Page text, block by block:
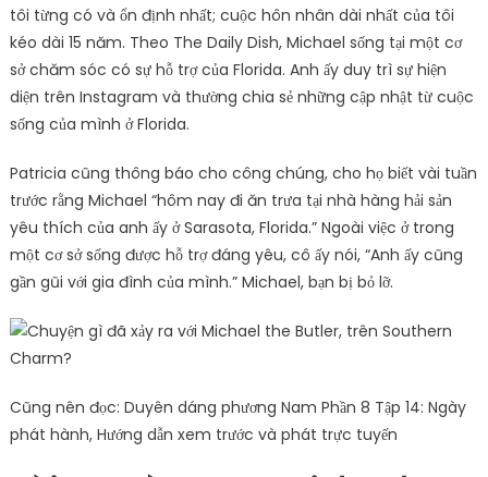
tôi từng có và ổn định nhất; cuộc hôn nhân dài nhất của tôi
kéo dài 15 năm. Theo The Daily Dish, Michael sống tại một cơ
sở chăm sóc có sự hỗ trợ của Florida. Anh ấy duy trì sự hiện
diện trên Instagram và thường chia sẻ những cập nhật từ cuộc
sống của mình ở Florida.
Patricia cũng thông báo cho công chúng, cho họ biết vài tuần
trước rằng Michael “hôm nay đi ăn trưa tại nhà hàng hải sản
yêu thích của anh ấy ở Sarasota, Florida.” Ngoài việc ở trong
một cơ sở sống được hỗ trợ đáng yêu, cô ấy nói, “Anh ấy cũng
gần gũi với gia đình của mình.” Michael, bạn bị bỏ lỡ.
Cũng nên đọc: Duyên dáng phương Nam Phần 8 Tập 14: Ngày
phát hành, Hướng dẫn xem trước và phát trực tuyến